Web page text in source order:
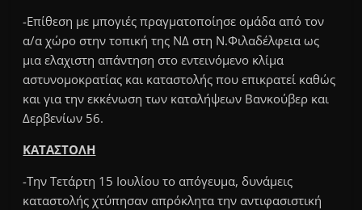
-Επίθεση με μπογιές πραγματοποίησε ομάδα από τον
α/α χώρο στην τοπική της ΝΔ στη Ν.Φιλαδέλφεια ως
μια ελαχιστη απάντηση στο εντεινόμενο κλίμα
αστυνομοκρατίας και καταστολής που επικρατεί καθώς
και για την εκκένωση των καταλήψεων Βανκούβερ και
Δερβενίων 56.
ΚΑΤΑΣΤΟΛΗ
-Την Τετάρτη 15 Ιουλίου το απόγευμα, δυνάμεις
καταστολής χτύπησαν απρόκλητα την αντιφασιστική